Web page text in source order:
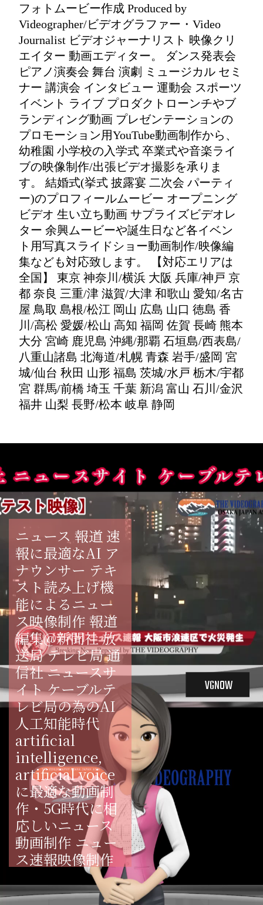
フォトムービー作成 Produced by
Videographer/ビデオグラファー・Video
Journalist ビデオジャーナリスト 映像クリ
エイター 動画エディター。 ダンス発表会
ピアノ演奏会 舞台 演劇 ミュージカル セミ
ナー 講演会 インタビュー 運動会 スポーツ
イベント ライブ プロダクトローンチやブ
ランディング動画 プレゼンテーションの
プロモーション用YouTube動画制作から、
幼稚園 小学校の入学式 卒業式や音楽ライ
ブの映像制作/出張ビデオ撮影を承りま
す。 結婚式(挙式 披露宴 二次会 パーティ
ー)のプロフィールムービー オープニング
ビデオ 生い立ち動画 サプライズビデオレ
ター 余興ムービーや誕生日など各イベン
ト用写真スライドショー動画制作/映像編
集なども対応致します。 【対応エリアは
全国】 東京 神奈川/横浜 大阪 兵庫/神戸 京
都 奈良 三重/津 滋賀/大津 和歌山 愛知/名古
屋 鳥取 島根/松江 岡山 広島 山口 徳島 香
川/高松 愛媛/松山 高知 福岡 佐賀 長崎 熊本
大分 宮崎 鹿児島 沖縄/那覇 石垣島/西表島/
八重山諸島 北海道/札幌 青森 岩手/盛岡 宮
城/仙台 秋田 山形 福島 茨城/水戸 栃木/宇都
宮 群馬/前橋 埼玉 千葉 新潟 富山 石川/金沢
福井 山梨 長野/松本 岐阜 静岡
ニュース 報道 速
報に最適なAI ア
ナウンサー テキ
スト読み上げ機
能によるニュー
ス映像制作 報道
編集@新聞社 放
送局 テレビ局 通
信社 ニュースサ
イト ケーブルテ
レビ局の為のAI
人工知能時代
artificial
intelligence,
artificial voice
に最適な動画制
作・5G時代に相
応しいニュース
動画制作 ニュー
ス速報映像制作
VGNOW